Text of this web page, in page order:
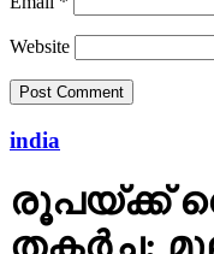
Website
india
രൂപയ്ക്ക്